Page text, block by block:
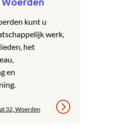
kunt u
werk,
het
en
32, Woerden